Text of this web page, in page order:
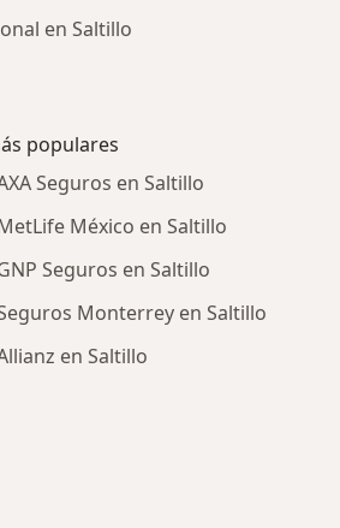
en Saltillo
populares
Seguros en Saltillo
México en Saltillo
Seguros en Saltillo
Monterrey en Saltillo
en Saltillo